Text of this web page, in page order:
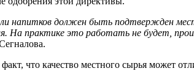
напитков должен быть подтвержден
На практике это работать не будет,
что качество местного сырья может